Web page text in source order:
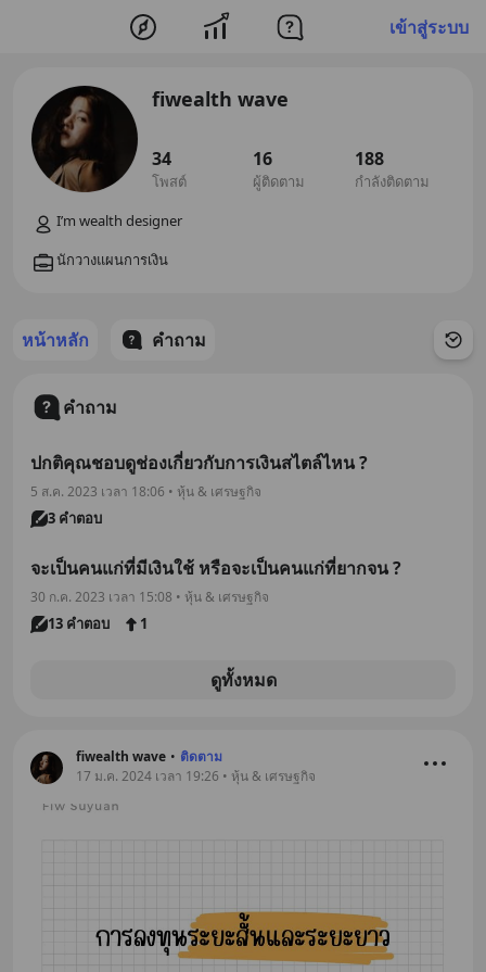
เข้าสู่ระบบ
fiwealth wave
34
โพสต์
16
ผู้ติดตาม
188
กำลังติดตาม
หน้าหลัก คำถาม
คำถาม
ปกติคุณชอบดูช่องเกี่ยวกับการเงินสไตล์ไหน ?
5 ส.ค. 2023 เวลา 18:06 • หุ้น & เศรษฐกิจ
3 คำตอบ
จะเป็นคนแก่ที่มีเงินใช้ หรือจะเป็นคนแก่ที่ยากจน ?
30 ก.ค. 2023 เวลา 15:08 • หุ้น & เศรษฐกิจ
13 คำตอบ 1
ดูทั้งหมด
fiwealth wave • ติดตาม
17 ม.ค. 2024 เวลา 19:26 • หุ้น & เศรษฐกิจ